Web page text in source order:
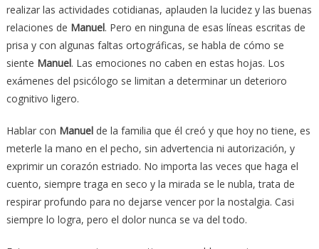
realizar las actividades cotidianas, aplauden la lucidez y las buenas
relaciones de Manuel. Pero en ninguna de esas líneas escritas de
prisa y con algunas faltas ortográficas, se habla de cómo se
siente Manuel. Las emociones no caben en estas hojas. Los
exámenes del psicólogo se limitan a determinar un deterioro
cognitivo ligero.
Hablar con Manuelde la familia que él creó y que hoy no tiene, es
meterle la mano en el pecho, sin advertencia ni autorización, y
exprimir un corazón estriado. No importa las veces que haga el
cuento, siempre traga en seco y la mirada se le nubla, trata de
respirar profundo para no dejarse vencer por la nostalgia. Casi
siempre lo logra, pero el dolor nunca se va del todo.